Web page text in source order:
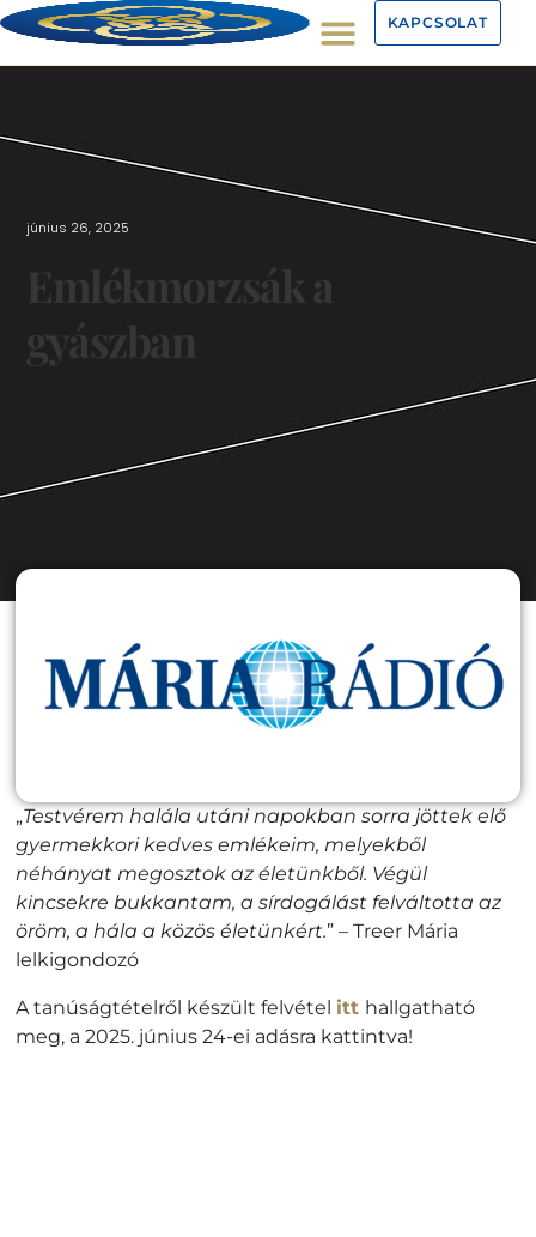
KAPCSOLAT
június 26, 2025
Emlékmorzsák a
gyászban
„Testvérem halála utáni napokban sorra jöttek elő
gyermekkori kedves emlékeim, melyekből
néhányat megosztok az életünkből. Végül
kincsekre bukkantam, a sírdogálást felváltotta az
öröm, a hála a közös életünkért.” – Treer Mária
lelkigondozó
A tanúságtételről készült felvétel itt hallgatható
meg, a 2025. június 24-ei adásra kattintva!